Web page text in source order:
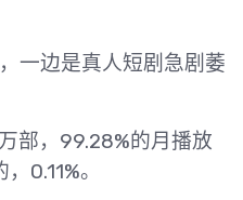
一边是真人短剧急剧萎
部，99.28%的月播放
0.11%。